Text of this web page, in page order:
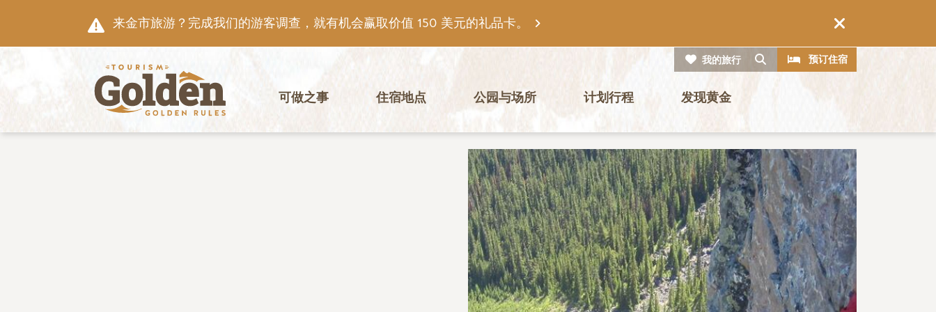
来金市旅游？完成我们的游客调查，就有机会赢取价值 150 美元的礼品卡。
我的旅行 搜索CTA预订住宿
可做之事 住宿地点 公园与场所 计划行程 发现黄金
图片 图片